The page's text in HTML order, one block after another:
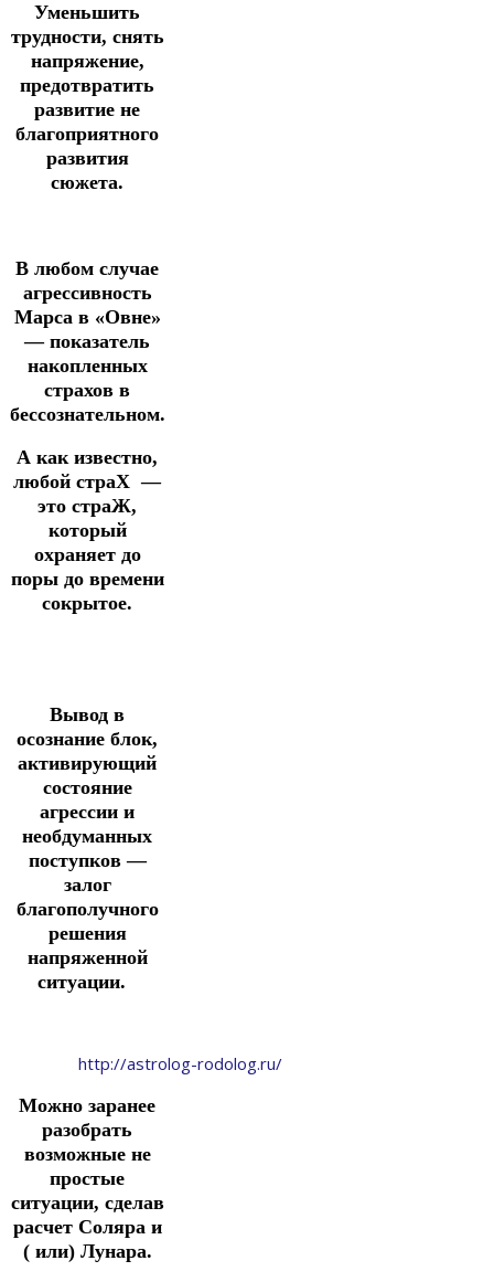
Уменьшить
трудности, снять
напряжение,
предотвратить
развитие не
благоприятного
развития
сюжета.
В любом случае
агрессивность
Марса в «Овне»
— показатель
накопленных
страхов в
бессознательном.
А как известно,
любой страХ —
это страЖ,
который
охраняет до
поры до времени
сокрытое.
Вывод в
осознание блок,
активирующий
состояние
агрессии и
необдуманных
поступков —
залог
благополучного
решения
напряженной
ситуации.
http://astrolog-rodolog.ru/
Можно заранее
разобрать
возможные не
простые
ситуации, сделав
расчет Соляра и
( или) Лунара.